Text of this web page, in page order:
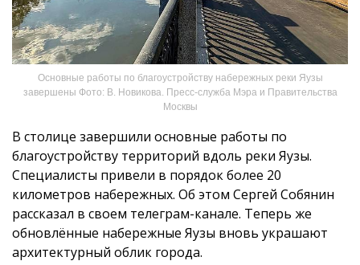
Основные работы по благоустройству набережных реки Яузы
завершены Фото: В. Новикова. Пресс-служба Мэра и Правительства
Москвы
В столице завершили основные работы по
благоустройству территорий вдоль реки Яузы.
Специалисты привели в порядок более 20
километров набережных. Об этом Сергей Собянин
рассказал в своем телеграм-канале. Теперь же
обновлённые набережные Яузы вновь украшают
архитектурный облик города.